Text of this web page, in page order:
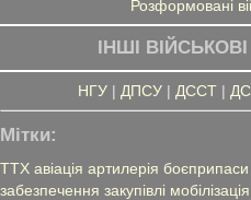
Розформовані
ІНШІ
НГУ| ДПСУ| ДССТ|
Мітки:
ТТХ авіація артилерія боєприпаси
забезпечення закупівлі мобілізація